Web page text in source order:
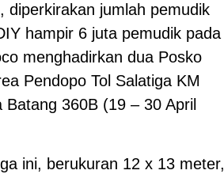
diperkirakan jumlah pemudik
hampir 6 juta pemudik pada
menghadirkan dua Posko
Pendopo Tol Salatiga KM
360B (19 – 30 April
ini, berukuran 12 x 13 meter,